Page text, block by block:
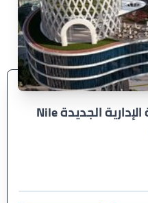
نايل بيزنس سيتي العاصمة الإدارية الجديدة Nile